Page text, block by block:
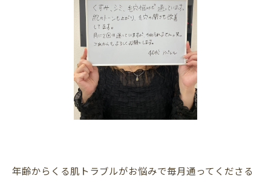
年齢からくる肌トラブルがお悩みで毎月通ってくださる